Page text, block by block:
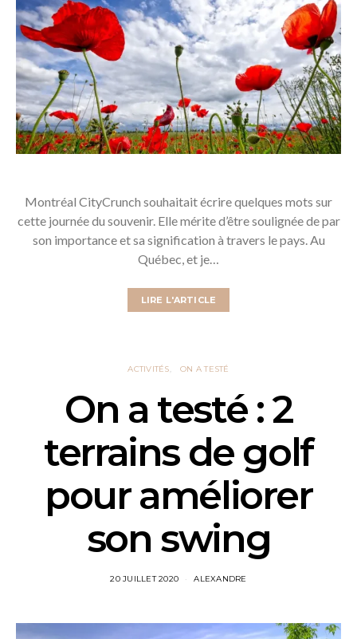
Montréal CityCrunch souhaitait écrire quelques mots sur
cette journée du souvenir. Elle mérite d’être soulignée de par
son importance et sa signification à travers le pays. Au
Québec, et je…
LIRE L'ARTICLE
ACTIVITÉS ON A TESTÉ
On a testé : 2
terrains de golf
pour améliorer
son swing
20 JUILLET 2020 ALEXANDRE